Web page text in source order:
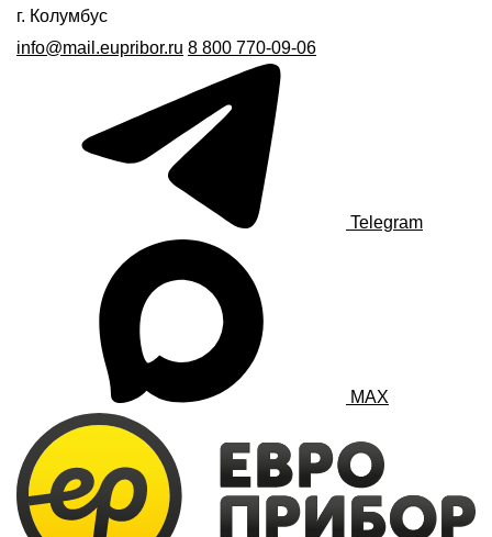
г. Колумбус
info@mail.eupribor.ru 8 800 770-09-06
Telegram
MAX